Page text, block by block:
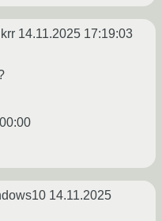
14.11.2025 17:19:03
14.11.2025